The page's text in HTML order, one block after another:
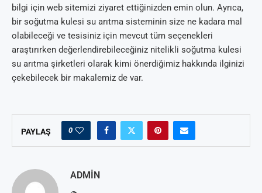
bilgi için web sitemizi ziyaret ettiğinizden emin olun. Ayrıca,
bir soğutma kulesi su arıtma sisteminin size ne kadara mal
olabileceği ve tesisiniz için mevcut tüm seçenekleri
araştırırken değerlendirebileceğiniz nitelikli soğutma kulesi
su arıtma şirketleri olarak kimi önerdiğimiz hakkında ilginizi
çekebilecek bir makalemiz de var.
PAYLAŞ 0
ADMIN